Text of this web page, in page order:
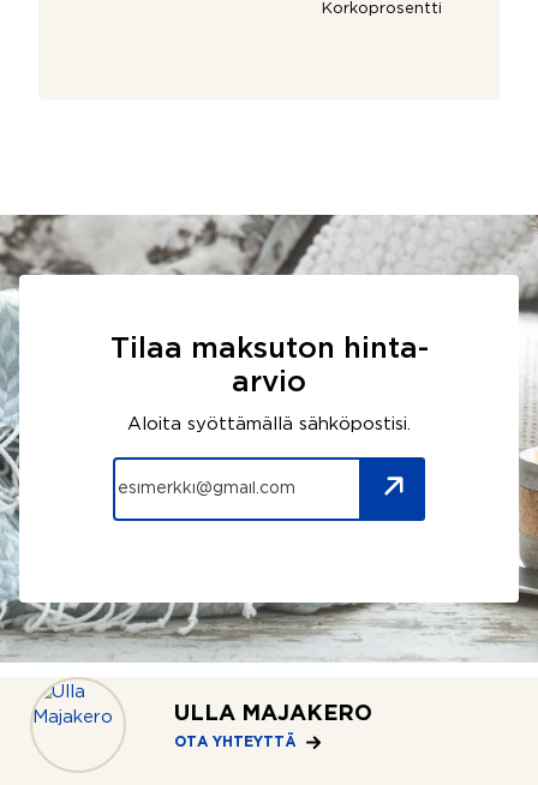
ULLA MAJAKERO
OTA YHTEYTTÄ
Korkoprosentti
Tilaa maksuton hinta-
arvio
Aloita syöttämällä sähköpostisi.
SINUA SAATTAISI